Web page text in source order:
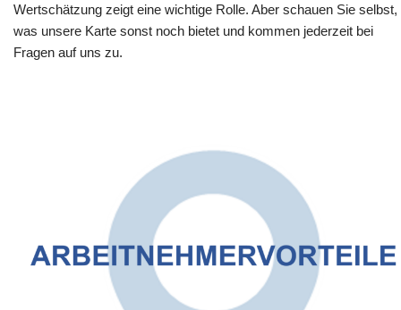
Wertschätzung zeigt eine wichtige Rolle. Aber schauen Sie selbst,
was unsere Karte sonst noch bietet und kommen jederzeit bei
Fragen auf uns zu.